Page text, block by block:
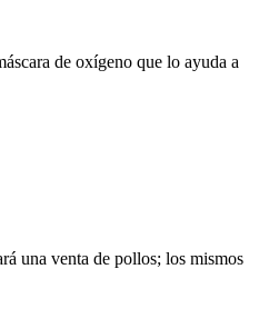
de oxígeno que lo ayuda a
una venta de pollos; los mismos